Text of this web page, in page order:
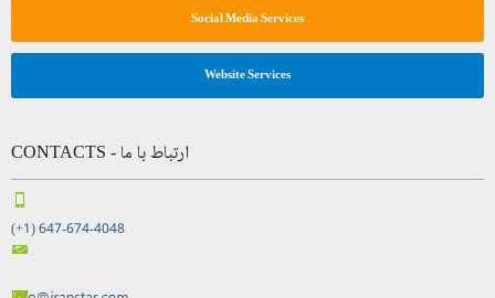
Social Media Services
Website Services
CONTACTS - ارتباط با ما
(+1) 647-674-4048